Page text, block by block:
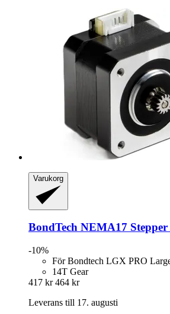
Varukorg
BondTech NEMA17
-10%
För Bondtech LGX PRO
14T Gear
417 kr 464 kr
Leverans till 17. augusti